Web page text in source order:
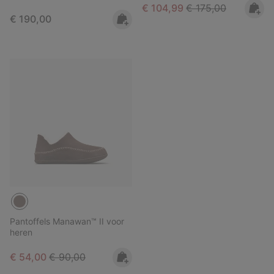
Regular price:
€ 190,00
Sale price:
€ 104,99 Regular price:
€ 175,00
Pantoffels Manawan™ II voor
heren
Sale price:
€ 54,00 Regular price:
€ 90,00